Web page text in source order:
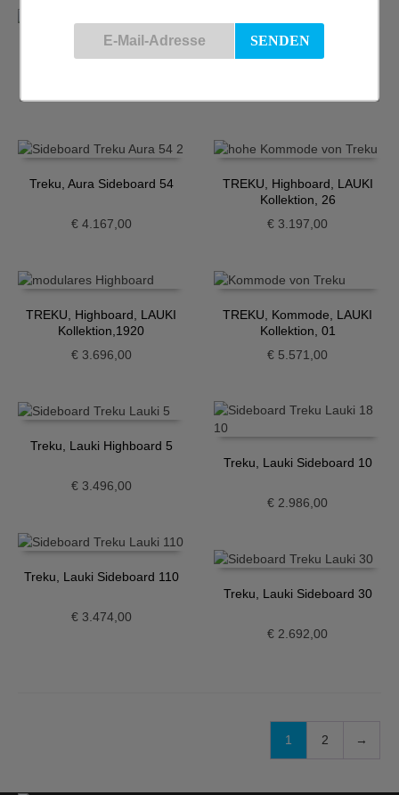
Treku, Aura Sideboard 54
€4.167,00
TREKU, Highboard, LAUKI
Kollektion, 26
€ 3.197,00
TREKU, Highboard, LAUKI
Kollektion,1920
€3.696,00
TREKU, Kommode, LAUKI
Kollektion, 01
€ 5.571,00
Treku, Lauki Highboard 5
€3.496,00
Treku, Lauki Sideboard 10
€ 2.986,00
Treku, Lauki Sideboard 110
€3.474,00
Treku, Lauki Sideboard 30
€ 2.692,00
1 2 →